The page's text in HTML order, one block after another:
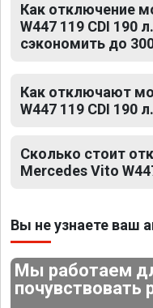
Как отключение
W447 119 CDI 190
сэкономить до
Как отключают
W447 119 CDI 190
Сколько стоит
Mercedes Vito
Вы не узнаете ваш
Мы работаем
почувствовать